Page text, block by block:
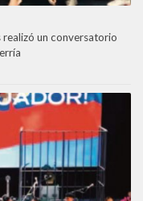
realizó un conversatorio